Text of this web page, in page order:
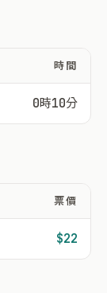
時間
0時10分
票價
$22